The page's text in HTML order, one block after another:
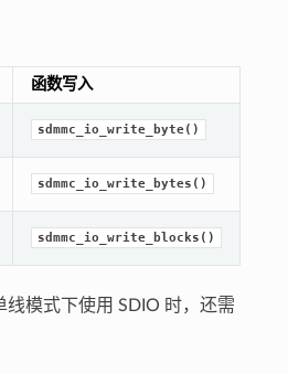
函数写入
sdmmc_io_write_byte()
sdmmc_io_write_bytes()
sdmmc_io_write_blocks()
模式下使用 SDIO 时，还需